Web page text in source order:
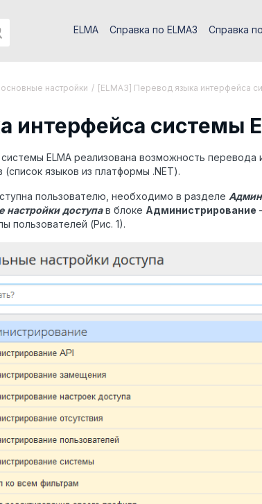
ELMA Справка по ELMA3 Справка
настройки / [ELMA3] Перевод языка интерфейса
интерфейса системы
ELMA реализована возможность перевода
языков из платформы .NET).
пользователю, необходимо в разделе
настройки доступав блоке Администрирование
пользователей (Рис. 1).